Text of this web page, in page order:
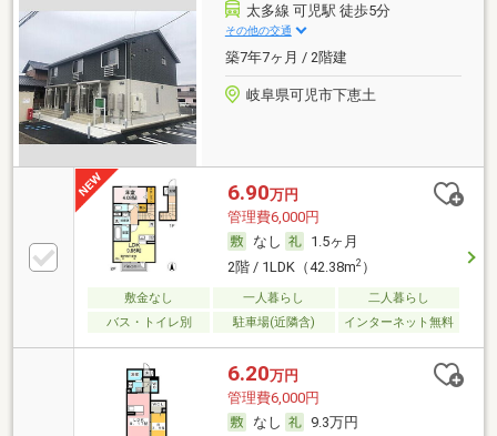
太多線 可児駅 徒歩5分
その他の交通
築7年7ヶ月 / 2階建
岐阜県可児市下恵土
6.90万円
管理費6,000円
なし
1.5ヶ月
2階 / 1LDK（42.38m2）
敷金なし 一人暮らし
二人暮らし
バス・トイレ別
駐車場(近隣含) インターネット無料
6.20万円
管理費6,000円
なし
9.3万円